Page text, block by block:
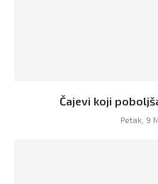
Čajevi koji
Petak, 9